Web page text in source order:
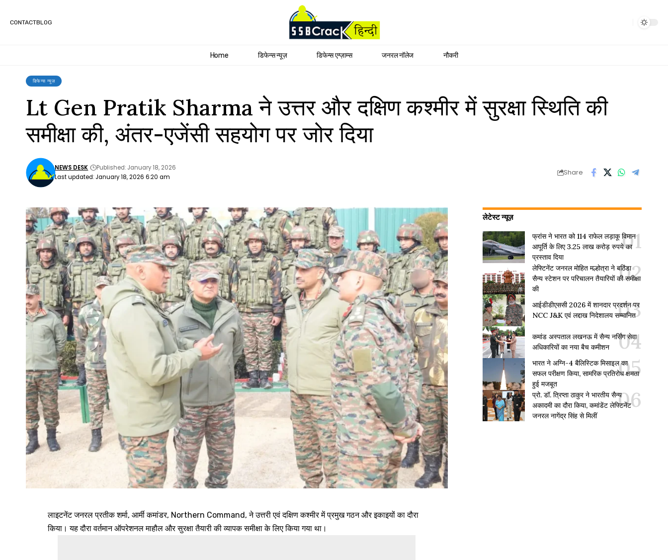
CONTACTBLOG
Home डिफेन्स न्यूज़ डिफेन्स एग्ज़ाम्स जनरल नॉलेज नौकरी
डिफेन्स न्यूज़
Lt Gen Pratik Sharma ने उत्तर और दक्षिण कश्मीर में सुरक्षा स्थिति की
समीक्षा की, अंतर-एजेंसी सहयोग पर जोर दिया
Last updated: January 18, 2026 6:20 am
NEWS DESK Published: January 18, 2026
Share
लाइटनेंट जनरल प्रतीक शर्मा, आर्मी कमांडर, Northern Command, ने उत्तरी एवं दक्षिण कश्मीर में प्रमुख गठन और इकाइयों का दौरा
किया। यह दौरा वर्तमान ऑपरेशनल माहौल और सुरक्षा तैयारी की व्यापक समीक्षा के लिए किया गया था।
लेटेस्ट न्यूज़
फ्रांस ने भारत को 114 राफेल लड़ाकू विमान
आपूर्ति के लिए 3.25 लाख करोड़ रुपये का
प्रस्ताव दिया
लेफ्टिनेंट जनरल मोहित मल्होत्रा ने बठिंडा
सैन्य स्टेशन पर परिचालन तैयारियों की समीक्षा
की
आईडीडीएससी 2026 में शानदार प्रदर्शन पर
NCC J&K एवं लद्दाख निदेशालय सम्मानित
कमांड अस्पताल लखनऊ में सैन्य नर्सिंग सेवा
अधिकारियों का नया बैच कमीशन
भारत ने अग्नि-4 बैलिस्टिक मिसाइल का
सफल परीक्षण किया, सामरिक प्रतिरोध क्षमता
हुई मजबूत
प्रो. डॉ. त्रिप्ता ठाकुर ने भारतीय सैन्य
अकादमी का दौरा किया, कमांडेंट लेफ्टिनेंट
जनरल नागेंद्र सिंह से मिलीं